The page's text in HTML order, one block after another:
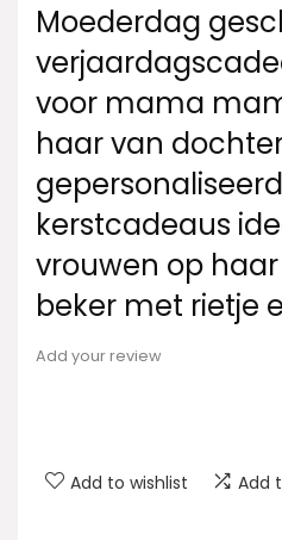
Moederdag
voor mama
haar van
kerstcadeaus
vrouwen op
beker met rietje
Add your review
Add to wishlist Add